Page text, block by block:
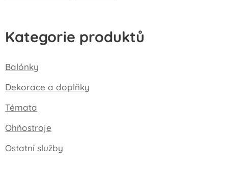
Kategorie produktů
Balónky
Dekorace a doplňky
Témata
Ohňostroje
Ostatní služby